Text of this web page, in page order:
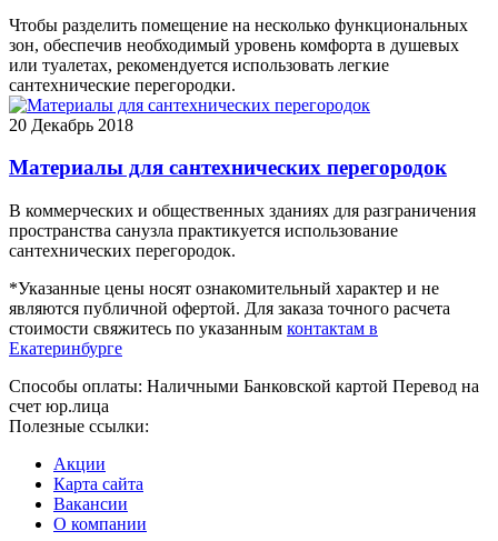
Чтобы разделить помещение на несколько функциональных
зон, обеспечив необходимый уровень комфорта в душевых
или туалетах, рекомендуется использовать легкие
сантехнические перегородки.
20 Декабрь 2018
Материалы для сантехнических перегородок
В коммерческих и общественных зданиях для разграничения
пространства санузла практикуется использование
сантехнических перегородок.
*Указанные цены носят ознакомительный характер и не
являются публичной офертой. Для заказа точного расчета
стоимости свяжитесь по указанным контактам в
Екатеринбурге
Способы оплаты: Наличными Банковской картой Перевод на
счет юр.лица
Полезные ссылки:
Акции
Карта сайта
Вакансии
О компании